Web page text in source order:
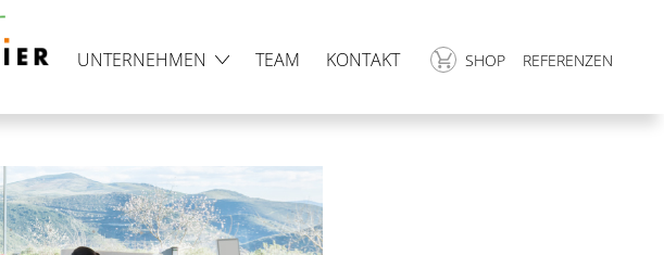
UNTERNEHMEN TEAM KONTAKT SHOP REFERENZEN